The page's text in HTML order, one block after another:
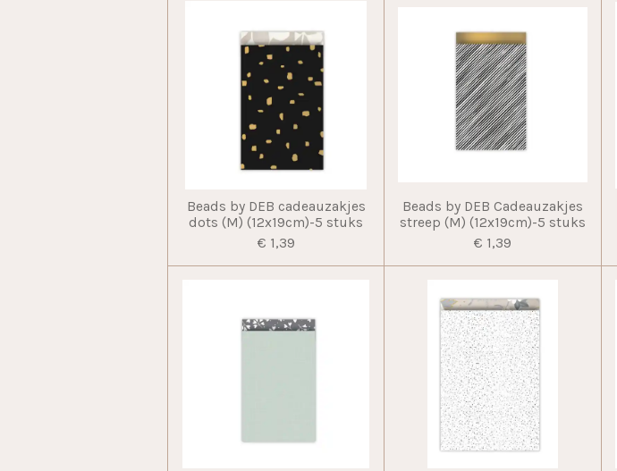
Beads by DEB cadeauzakjes
dots (M) (12x19cm)-5 stuks
€ 1,39
Beads by DEB Cadeauzakjes
streep (M) (12x19cm)-5 stuks
€ 1,39